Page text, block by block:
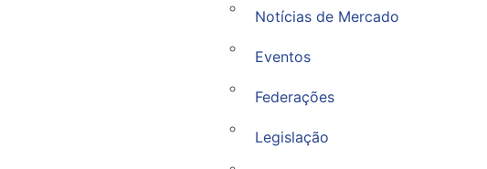
Notícias de Mercado
Eventos
Federações
Legislação